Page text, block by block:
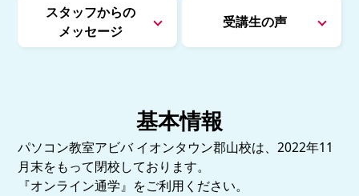
スタッフからの
メッセージ
受講生の声
基本情報
パソコン教室アビバ イオンタウン郡山校は、2022年11
月末をもって閉校しております。
『オンライン通学』をご利用ください。